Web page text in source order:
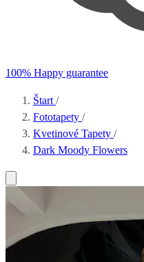
100% Happy guarantee
Štart /
Fototapety /
Kvetinové Tapety /
Dark Moody Flowers